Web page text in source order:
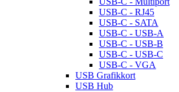
USB-C - RJ45
USB-C - SATA
USB-C - USB-A
USB-C - USB-B
USB-C - USB-C
USB-C - VGA
USB Grafikkort
USB Hub